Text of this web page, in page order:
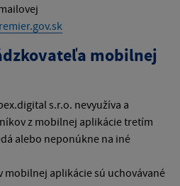
mobilnej
s.r.o. nevyužíva a
z mobilnej aplikácie tretím
alebo neponúkne na iné
mobilnej aplikácie sú uchovávané